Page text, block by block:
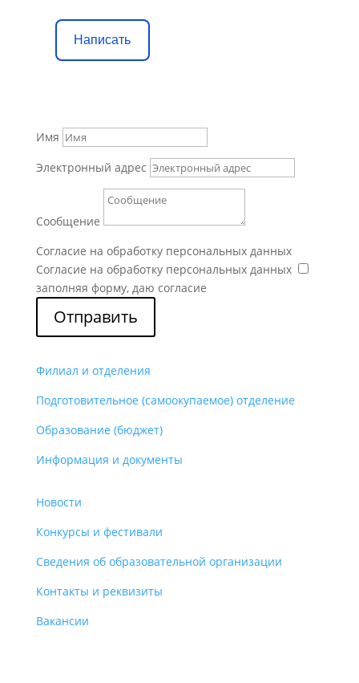
Написать
Имя
Электронный адрес
Сообщение
Согласие на обработку персональных данных
Согласие на обработку персональных данных
заполняя форму, даю согласие
Отправить
Филиал и отделения
Подготовительное (самоокупаемое) отделение
Образование (бюджет)
Информация и документы
Новости
Конкурсы и фестивали
Сведения об образовательной организации
Контакты и реквизиты
Вакансии